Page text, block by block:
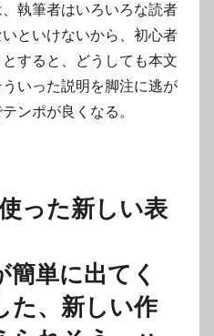
執筆者はいろいろな読者
といけないから、初心者
すると、どうしても本文
いった説明を脚注に逃が
ンポが良くなる。
った新しい表
簡単に出てく
た、新しい作